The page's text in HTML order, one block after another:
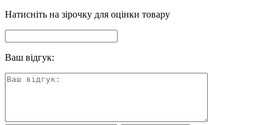
Натисніть на зірочку для оцінки товару
Ваш відгук: